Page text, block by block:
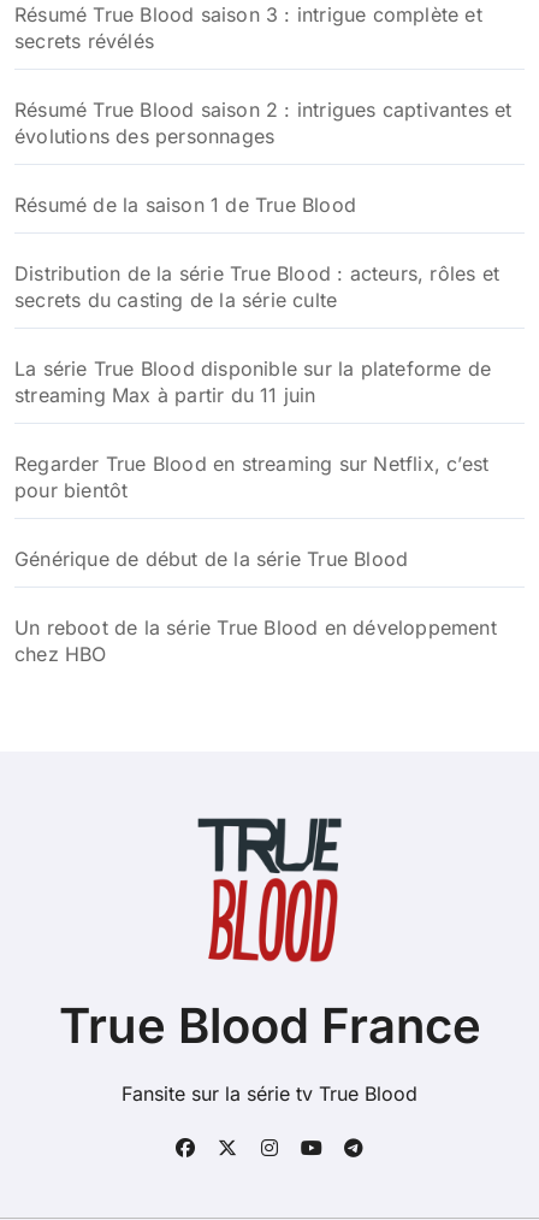
Résumé True Blood saison 3 : intrigue complète et
secrets révélés
Résumé True Blood saison 2 : intrigues captivantes et
évolutions des personnages
Résumé de la saison 1 de True Blood
Distribution de la série True Blood : acteurs, rôles et
secrets du casting de la série culte
La série True Blood disponible sur la plateforme de
streaming Max à partir du 11 juin
Regarder True Blood en streaming sur Netflix, c’est
pour bientôt
Générique de début de la série True Blood
Un reboot de la série True Blood en développement
chez HBO
True Blood France
Fansite sur la série tv True Blood